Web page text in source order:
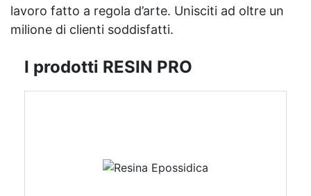
lavoro fatto a regola d’arte. Unisciti ad oltre un
milione di clienti soddisfatti.
I prodotti RESIN PRO